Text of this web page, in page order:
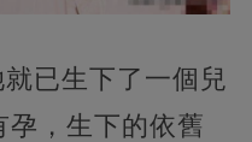
已生下了一個兒
，生下的依舊